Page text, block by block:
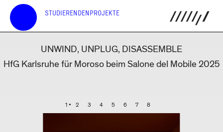
STUDIERENDENPROJEKTE
UNWIND, UNPLUG, DISASSEMBLE
HfG Karlsruhe für Moroso beim Salone del Mobile 2025
1 2 3 4 5 6 7 8